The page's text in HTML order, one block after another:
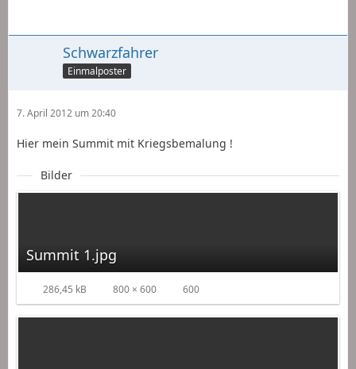
Schwarzfahrer
Einmalposter
7. April 2012 um 20:40
Hier mein Summit mit Kriegsbemalung !
Bilder
Summit 1.jpg
286,45 kB 800 × 600 600